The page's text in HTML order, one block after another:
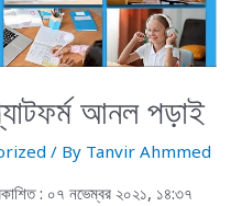
আনল পড়াই
/ By Tanvir Ahmmed
: ০৭ নভেম্বর ২০২১, ১৪:৩৭